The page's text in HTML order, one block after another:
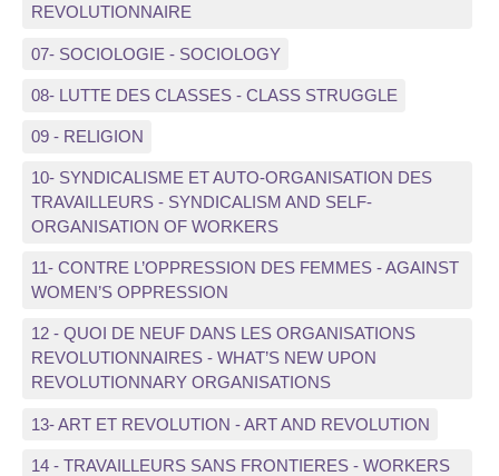
REVOLUTIONNAIRE
07- SOCIOLOGIE - SOCIOLOGY
08- LUTTE DES CLASSES - CLASS STRUGGLE
09 - RELIGION
10- SYNDICALISME ET AUTO-ORGANISATION DES
TRAVAILLEURS - SYNDICALISM AND SELF-
ORGANISATION OF WORKERS
11- CONTRE L’OPPRESSION DES FEMMES - AGAINST
WOMEN’S OPPRESSION
12 - QUOI DE NEUF DANS LES ORGANISATIONS
REVOLUTIONNAIRES - WHAT’S NEW UPON
REVOLUTIONNARY ORGANISATIONS
13- ART ET REVOLUTION - ART AND REVOLUTION
14 - TRAVAILLEURS SANS FRONTIERES - WORKERS